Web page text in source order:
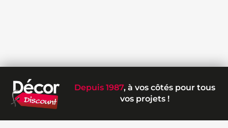
Depuis 1987, à vos côtés pour tous
vos projets !